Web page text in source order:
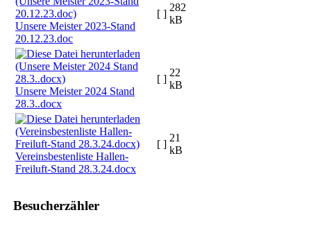
Unsere Meister 2023-Stand
20.12.23.doc
[ ]
282
kB
Unsere Meister 2024 Stand
28.3..docx
[ ]
22
kB
Vereinsbestenliste Hallen-
Freiluft-Stand 28.3.24.docx
[ ]
21
kB
Besucherzähler